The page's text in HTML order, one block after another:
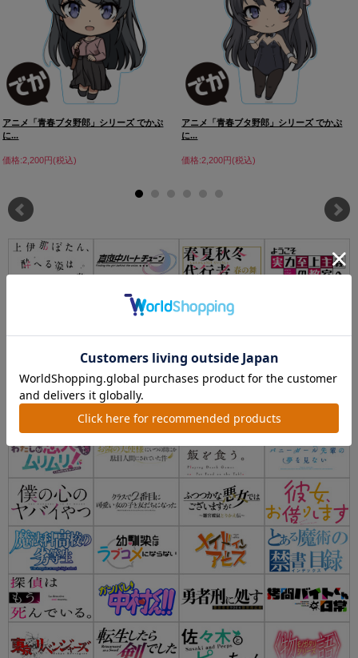
アニメ「青春ブタ野郎」シリーズ でかぷ
に...
価格:2,200円(税込)
アニメ「青春ブタ野郎」シリーズ でかぷ
に...
価格:2,200円(税込)